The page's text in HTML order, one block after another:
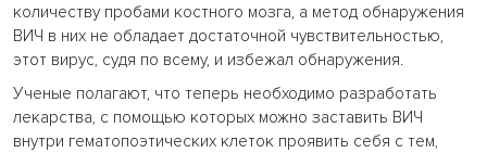
количеству пробами костного мозга, а метод обнаружения
ВИЧ в них не обладает достаточной чувствительностью,
этот вирус, судя по всему, и избежал обнаружения.
Ученые полагают, что теперь необходимо разработать
лекарства, с помощью которых можно заставить ВИЧ
внутри гематопоэтических клеток проявить себя с тем,